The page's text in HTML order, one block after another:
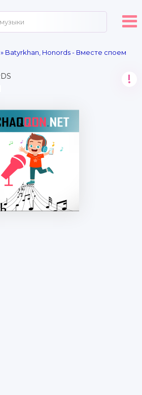
» Batyrkhan, Honords - Вместе споем
!